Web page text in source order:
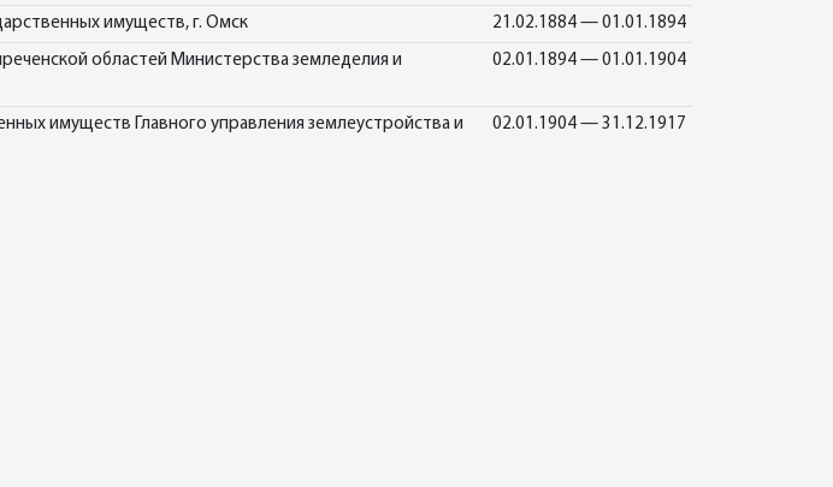
имуществ, г. Омск 21.02.1884 — 01.01.1894
областей Министерства земледелия и
02.01.1894 — 01.01.1904
имуществ Главного управления землеустройства и
02.01.1904 — 31.12.1917